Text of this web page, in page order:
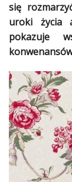
Zakupy
Kultura
ekspertów
Strefa
Blogerek
Konkursy
Recenzje
się
uroki życia
pokazuje